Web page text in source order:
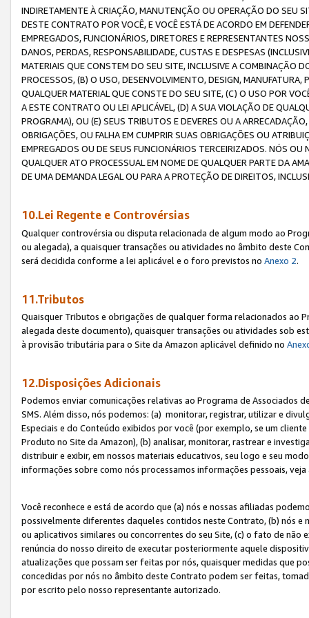
INDIRETAMENTE À CRIAÇÃO, MANUTENÇÃO OU OPERAÇÃO DO SEU
DESTE CONTRATO POR VOCÊ, E VOCÊ ESTÁ DE ACORDO EM
EMPREGADOS, FUNCIONÁRIOS, DIRETORES E REPRESENTANTES
DANOS, PERDAS, RESPONSABILIDADE, CUSTAS E DESPESAS
MATERIAIS QUE CONSTEM DO SEU SITE, INCLUSIVE A COMBINAÇÃO
PROCESSOS, (B) O USO, DESENVOLVIMENTO, DESIGN,
QUALQUER MATERIAL QUE CONSTE DO SEU SITE, (C) O USO POR
A ESTE CONTRATO OU LEI APLICÁVEL, (D) A SUA VIOLAÇÃO DE
PROGRAMA), OU (E) SEUS TRIBUTOS E DEVERES OU A
OBRIGAÇÕES, OU FALHA EM CUMPRIR SUAS OBRIGAÇÕES OU
EMPREGADOS OU DE SEUS FUNCIONÁRIOS TERCEIRIZADOS. NÓS
QUALQUER ATO PROCESSUAL EM NOME DE QUALQUER PARTE DA
DE UMA DEMANDA LEGAL OU PARA A PROTEÇÃO DE DIREITOS,
10.Lei Regente e Controvérsias
Qualquer controvérsia ou disputa relacionada de algum modo ao
ou alegada), a quaisquer transações ou atividades no âmbito deste
será decidida conforme a lei aplicável e o foro previstos no Anexo 2.
11.Tributos
Quaisquer Tributos e obrigações de qualquer forma relacionados ao
alegada deste documento), quaisquer transações ou atividades sob
à provisão tributária para o Site da Amazon aplicável definido no
12.Disposições Adicionais
Podemos enviar comunicações relativas ao Programa de Associados
SMS. Além disso, nós podemos: (a) monitorar, registrar, utilizar e
Especiais e do Conteúdo exibidos por você (por exemplo, se um
Produto no Site da Amazon), (b) analisar, monitorar, rastrear e
distribuir e exibir, em nossos materiais educativos, seu logo e seu
informações sobre como nós processamos informações pessoais,
Você reconhece e está de acordo que (a) nós e nossas afiliadas
possivelmente diferentes daqueles contidos neste Contrato, (b) nós
ou aplicativos similares ou concorrentes do seu Site, (c) o fato de
renúncia do nosso direito de executar posteriormente aquele
atualizações que possam ser feitas por nós, quaisquer medidas que
concedidas por nós no âmbito deste Contrato podem ser feitas,
por escrito pelo nosso representante autorizado.